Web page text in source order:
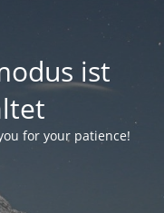
ist
for your patience!